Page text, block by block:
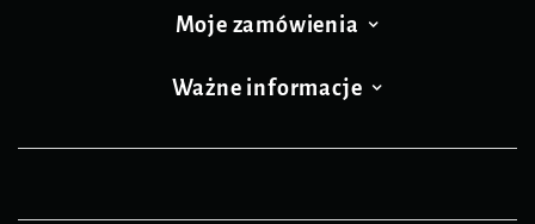
Moje zamówienia
Ważne informacje